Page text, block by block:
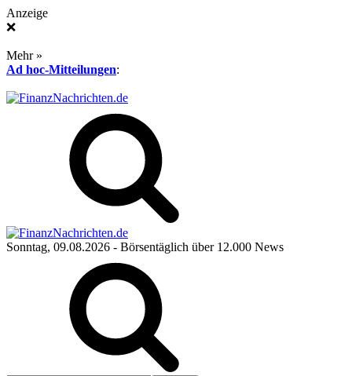
Anzeige
❌
Mehr »
Ad hoc-Mitteilungen:
Sonntag, 09.08.2026 - Börsentäglich über 12.000 News